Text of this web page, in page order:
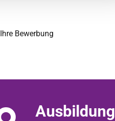
Ihre Bewerbung
Ausbildung